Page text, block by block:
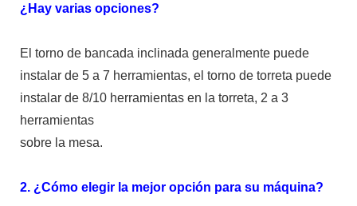
¿Hay varias opciones?
El torno de bancada inclinada generalmente puede
instalar de 5 a 7 herramientas, el torno de torreta puede
instalar de 8/10 herramientas en la torreta, 2 a 3
herramientas
sobre la mesa.
2. ¿Cómo elegir la mejor opción para su máquina?